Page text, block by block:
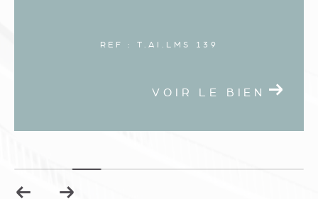
REF : T.AI.LMS 139
VOIR LE BIEN